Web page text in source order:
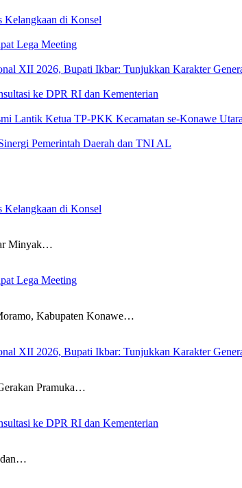
Kelangkaan di Konsel
Lega Meeting
XII 2026, Bupati Ikbar: Tunjukkan Karakter
ke DPR RI dan Kementerian
Lantik Ketua TP-PKK Kecamatan se-Konawe Utara
Pemerintah Daerah dan TNI AL
Kelangkaan di Konsel
Minyak…
Lega Meeting
Kabupaten Konawe…
XII 2026, Bupati Ikbar: Tunjukkan Karakter
Pramuka…
ke DPR RI dan Kementerian
dan…